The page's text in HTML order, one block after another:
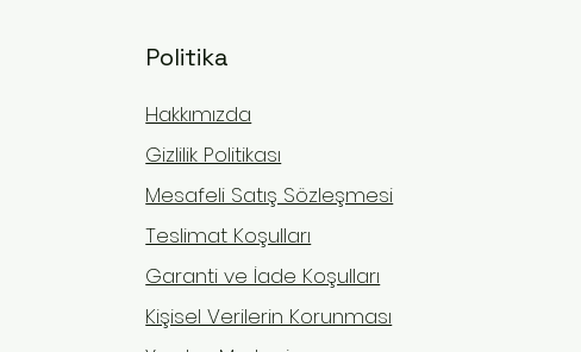
Politika
Hakkımızda
Gizlilik Politikası
Mesafeli Satış Sözleşmesi
Teslimat Koşulları
Garanti ve İade Koşulları
Kişisel Verilerin Korunması